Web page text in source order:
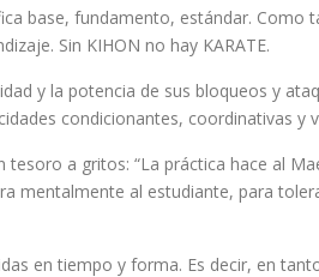
base, fundamento, estándar. Como
Sin KIHON no hay KARATE.
y la potencia de sus bloqueos y
condicionantes, coordinativas y
a gritos: “La práctica hace al
mentalmente al estudiante, para
en tiempo y forma. Es decir, en